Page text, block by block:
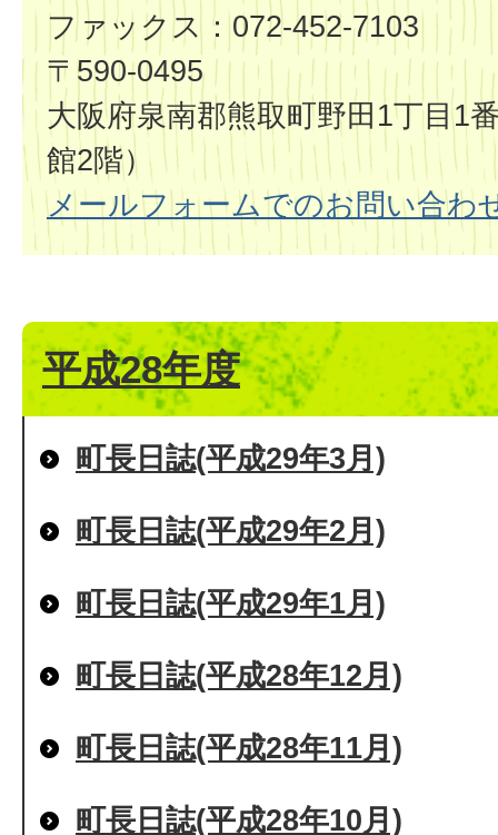
ファックス：072-452-7103
〒590-0495
大阪府泉南郡熊取町野田1丁目1
館2階）
メールフォームでのお問い合わ
平成28年度
町長日誌(平成29年3月)
町長日誌(平成29年2月)
町長日誌(平成29年1月)
町長日誌(平成28年12月)
町長日誌(平成28年11月)
町長日誌(平成28年10月)